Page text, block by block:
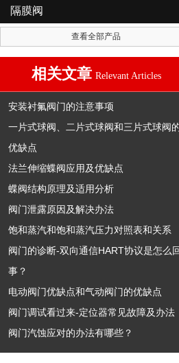
隔膜阀
查看全部产品
相关文章 Relevant Articles
安装衬氟阀门的注意事项
一片式球阀、二片式球阀和三片式球阀
优缺点
法兰伸缩蝶阀应用及优缺点
蝶阀结构原理及适用分析
阀门泄露原因及解决办法
饱和蒸汽和饱和蒸汽压力对照表和关系
阀门的诊断-双向通信HART协议是怎么
事？
电动阀门优缺点和气动阀门的优缺点
阀门调试看过来-定位器常见故障及办法
阀门汽蚀应对的办法有哪些？